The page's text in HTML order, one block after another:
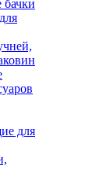
бачки
для